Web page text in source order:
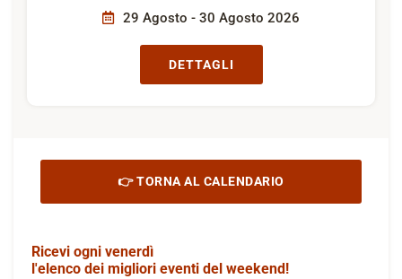
29 Agosto - 30 Agosto 2026
DETTAGLI
👉 TORNA AL CALENDARIO
Ricevi ogni venerdì
l'elenco dei migliori eventi del weekend!